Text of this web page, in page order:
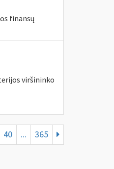
finansų
viršininko
40 ... 365